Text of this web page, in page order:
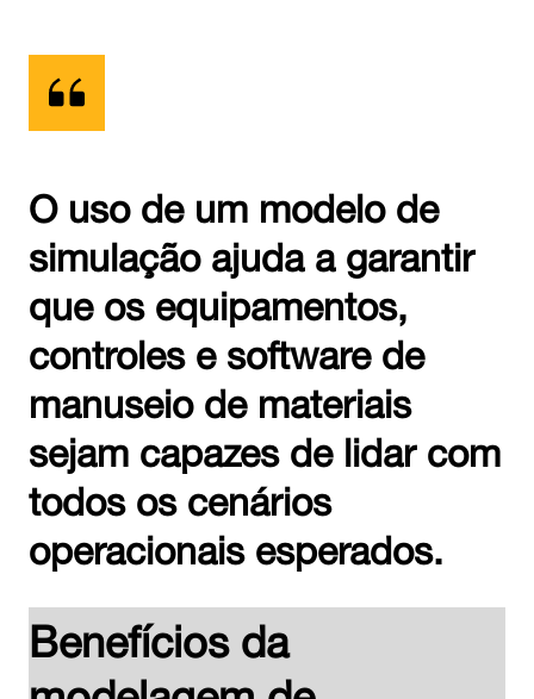
O uso de um modelo de
simulação ajuda a garantir
que os equipamentos,
controles e software de
manuseio de materiais
sejam capazes de lidar com
todos os cenários
operacionais esperados.
Benefícios da